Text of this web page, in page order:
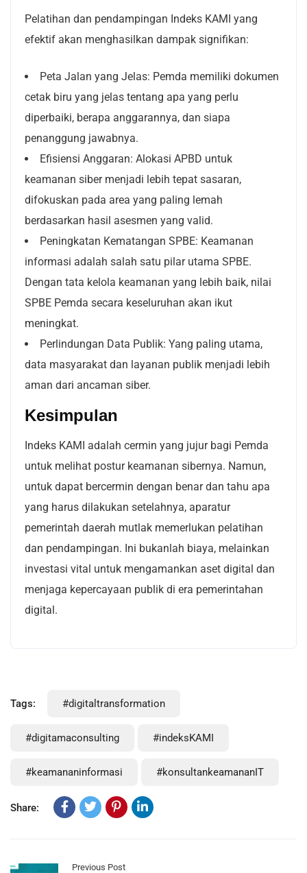
Pelatihan dan pendampingan Indeks KAMI yang
efektif akan menghasilkan dampak signifikan:
Peta Jalan yang Jelas: Pemda memiliki dokumen
cetak biru yang jelas tentang apa yang perlu
diperbaiki, berapa anggarannya, dan siapa
penanggung jawabnya.
Efisiensi Anggaran: Alokasi APBD untuk
keamanan siber menjadi lebih tepat sasaran,
difokuskan pada area yang paling lemah
berdasarkan hasil asesmen yang valid.
Peningkatan Kematangan SPBE: Keamanan
informasi adalah salah satu pilar utama SPBE.
Dengan tata kelola keamanan yang lebih baik, nilai
SPBE Pemda secara keseluruhan akan ikut
meningkat.
Perlindungan Data Publik: Yang paling utama,
data masyarakat dan layanan publik menjadi lebih
aman dari ancaman siber.
Kesimpulan
Indeks KAMI adalah cermin yang jujur bagi Pemda
untuk melihat postur keamanan sibernya. Namun,
untuk dapat bercermin dengan benar dan tahu apa
yang harus dilakukan setelahnya, aparatur
pemerintah daerah mutlak memerlukan pelatihan
dan pendampingan. Ini bukanlah biaya, melainkan
investasi vital untuk mengamankan aset digital dan
menjaga kepercayaan publik di era pemerintahan
digital.
Tags: #digitaltransformation
#digitamaconsulting #indeksKAMI
#keamananinformasi #konsultankeamananIT
Share:
Previous Post